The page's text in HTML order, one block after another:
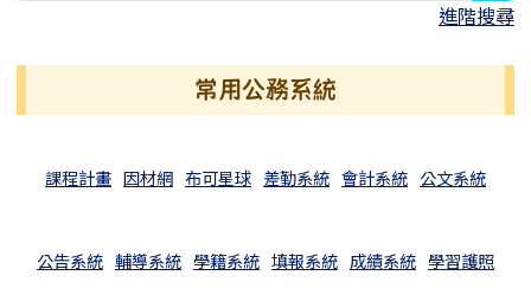
進階搜尋
常用公務系統
課程計畫 因材網 布可星球 差勤系統 會計系統 公文系統
公告系統 輔導系統 學籍系統 填報系統 成績系統 學習護照